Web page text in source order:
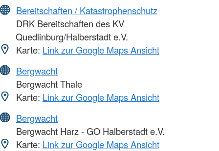
Bereitschaften / Katastrophenschutz
DRK Bereitschaften des KV
Quedlinburg/Halberstadt e.V.
Karte: Link zur Google Maps Ansicht
Bergwacht
Bergwacht Thale
Karte: Link zur Google Maps Ansicht
Bergwacht
Bergwacht Harz - GO Halberstadt e.V.
Karte: Link zur Google Maps Ansicht